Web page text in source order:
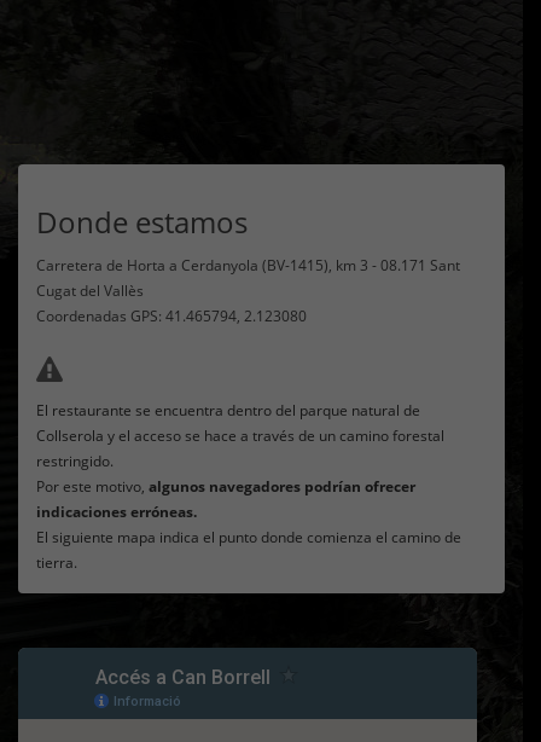
Donde estamos
Carretera de Horta a Cerdanyola (BV-1415), km 3 - 08.171 Sant
Cugat del Vallès
Coordenadas GPS: 41.465794, 2.123080
El restaurante se encuentra dentro del parque natural de
Collserola y el acceso se hace a través de un camino forestal
restringido.
Por este motivo, algunos navegadores podrían ofrecer
indicaciones erróneas.
El siguiente mapa indica el punto donde comienza el camino de
tierra.